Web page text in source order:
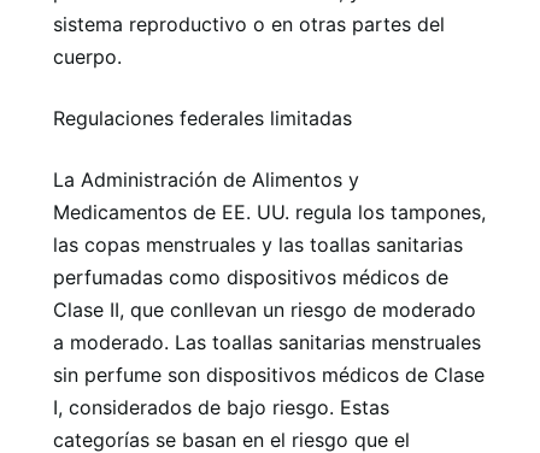
sistema reproductivo o en otras partes del
cuerpo.
Regulaciones federales limitadas
La Administración de Alimentos y
Medicamentos de EE. UU. regula los tampones,
las copas menstruales y las toallas sanitarias
perfumadas como dispositivos médicos de
Clase II, que conllevan un riesgo de moderado
a moderado. Las toallas sanitarias menstruales
sin perfume son dispositivos médicos de Clase
I, considerados de bajo riesgo. Estas
categorías se basan en el riesgo que el